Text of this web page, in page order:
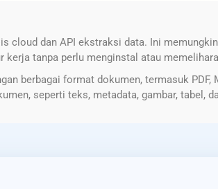
cloud dan API ekstraksi data. Ini
tanpa perlu menginstal atau
berbagai format dokumen, termasuk
seperti teks, metadata, gambar, tabel,